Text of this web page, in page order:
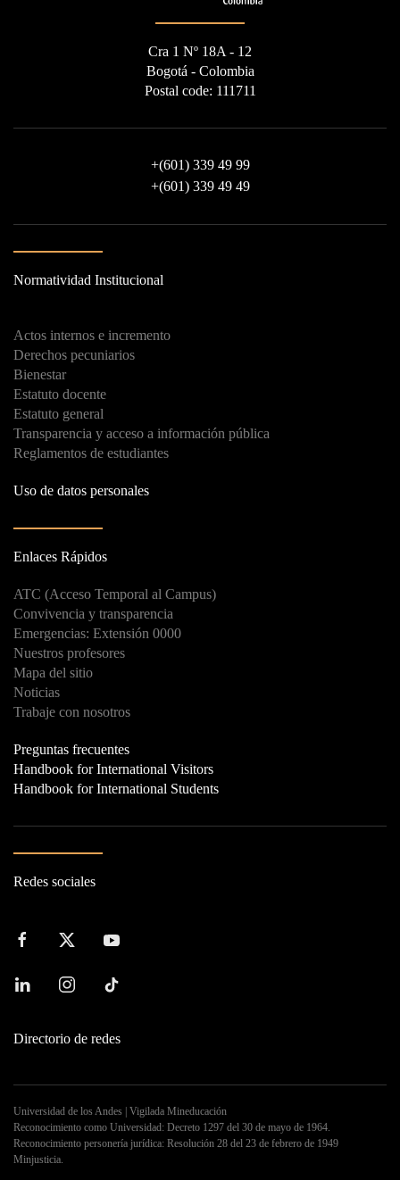
Cra 1 Nº 18A - 12
Bogotá - Colombia
Postal code: 111711
+(601) 339 49 99
+(601) 339 49 49
Normatividad Institucional
Actos internos e incremento
Derechos pecuniarios
Bienestar
Estatuto docente
Estatuto general
Transparencia y acceso a información pública
Reglamentos de estudiantes
Uso de datos personales
Enlaces Rápidos
ATC (Acceso Temporal al Campus)
Convivencia y transparencia
Emergencias: Extensión 0000
Nuestros profesores
Mapa del sitio
Noticias
Trabaje con nosotros
Preguntas frecuentes
Handbook for International Visitors
Handbook for International Students
Redes sociales
Directorio de redes
Universidad de los Andes | Vigilada Mineducación
Reconocimiento como Universidad: Decreto 1297 del 30 de mayo de 1964.
Reconocimiento personería jurídica: Resolución 28 del 23 de febrero de 1949
Minjusticia.